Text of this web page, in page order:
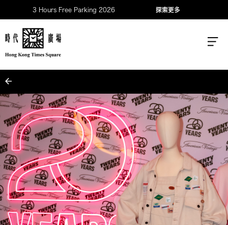
3 Hours Free Parking 2026 探索更多